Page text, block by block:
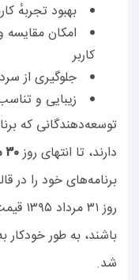
بهبود تجربهٔ
امکان
کاربر
جلوگیری از
زیبایی و
توسعه‌دهندگانی که
دارند، تا انتهای روز۳۰
برنامه‌های خود را در
روز
باشند، به طور خودکار
شد.